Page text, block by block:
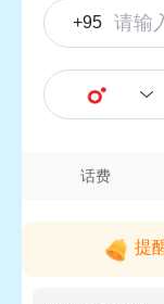
+95
话费
提